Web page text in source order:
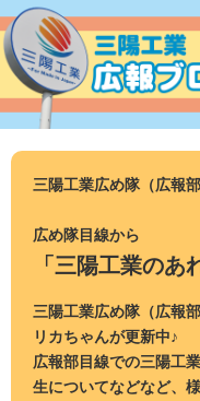
ン
テ
ツ
三陽工業広め隊（広報部
広め隊目線から
「三陽工業のあ
三陽工業広め隊（広報
リカちゃんが更新中♪
広報部目線での三陽工
生についてなどなど、